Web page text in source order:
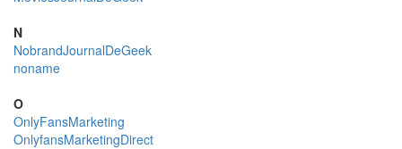
N
NobrandJournalDeGeek
noname
O
OnlyFansMarketing
OnlyfansMarketingDirect